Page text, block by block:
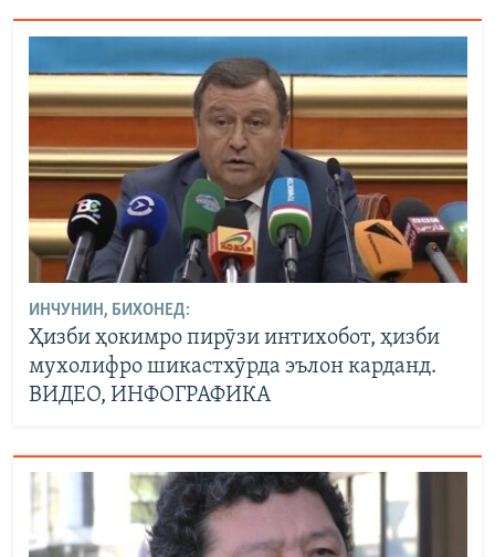
ИНЧУНИН, БИХОНЕД:
Ҳизби ҳокимро пирӯзи интихобот, ҳизби
мухолифро шикастхӯрда эълон карданд.
ВИДЕО, ИНФОГРАФИКА